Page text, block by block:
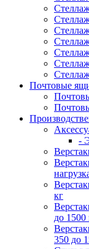
Почтовые
-
кг
до 1500
350 до